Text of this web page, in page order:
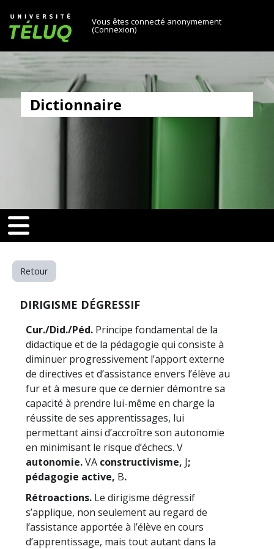
Université TÉLUQ
Vous êtes connecté anonymement
(Connexion)
Dictionnaire
[[nav-toggle]]
toggle]]
Retour
DIRIGISME DÉGRESSIF
Cur./Did./Péd. Principe fondamental de la
didactique et de la pédagogie qui consiste à
diminuer progressivement l’apport externe
de directives et d’assistance envers l’élève au
fur et à mesure que ce dernier démontre sa
capacité à prendre lui-même en charge la
réussite de ses apprentissages, lui
permettant ainsi d’accroître son autonomie
en minimisant le risque d’échecs. V
autonomie.VA constructivisme, J;
pédagogie active, B.
Rétroactions. Le dirigisme dégressif
s’applique, non seulement au regard de
l’assistance apportée à l’élève en cours
d’apprentissage, mais tout autant dans la